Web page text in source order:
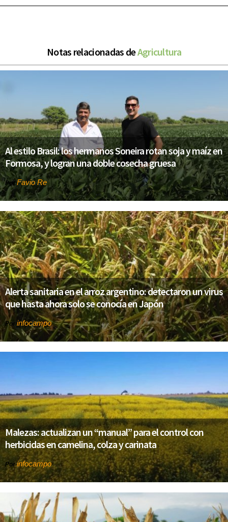
Notas relacionadas deAgricultura
Al estilo Brasil: los hermanos Soneira rotan soja y maíz en
Formosa, y logran una doble cosecha gruesa
PorFavio Re
Alerta sanitaria en el arroz argentino: detectaron un virus
que hasta ahora solo se conocía en Japón
Por infocampo
Malezas: actualizan un “manual” para el control con
herbicidas en camelina, colza y carinata
Porinfocampo